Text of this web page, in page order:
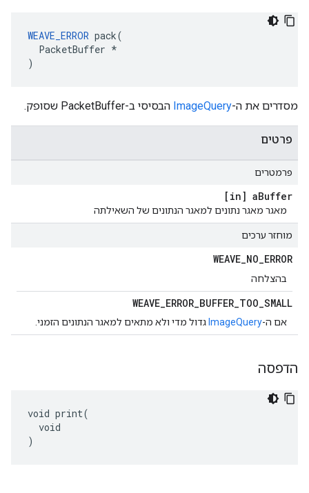
WEAVE_ERROR pack(
  PacketBuffer *
)
מסדרים את ה-ImageQuery הבסיסי ב-PacketBuffer שסופק.
פרטים
פרמטרים
[in] aBuffer
מאגר מאגר נתונים למאגר הנתונים של השאילתה
מוחזר ערכים
WEAVE_NO_ERROR
בהצלחה
WEAVE_ERROR_BUFFER_TOO_SMALL
אם ה-ImageQuery גדול מדי ולא מתאים למאגר הנתונים הזמני.
הדפסה
void print(
  void
)